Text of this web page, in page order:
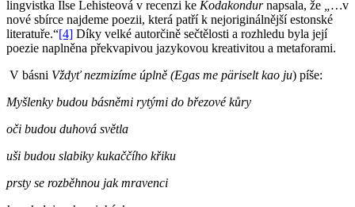
lingvistka Ilse Lehisteová v recenzi ke Kodakondurnapsala, že „…v
nové sbírce najdeme poezii, která patří k nejoriginálnější estonské
literatuře.“[4] Díky velké autorčině sečtělosti a rozhledu byla její
poezie naplněna překvapivou jazykovou kreativitou a metaforami.
V básni Vždyť nezmizíme úplně (Egas me päriselt kao ju) píše:
Myšlenky budou básněmi rytými do březové kůry
oči budou duhová světla
uši budou slabiky kukaččího křiku
prsty se rozběhnou jak mravenci